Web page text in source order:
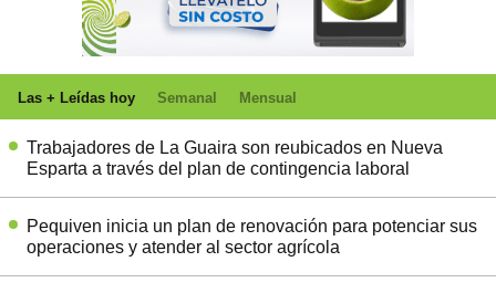
Las + Leídas hoy Semanal Mensual
Trabajadores de La Guaira son reubicados en Nueva
Esparta a través del plan de contingencia laboral
Pequiven inicia un plan de renovación para potenciar sus
operaciones y atender al sector agrícola